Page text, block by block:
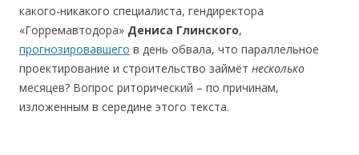
какого-никакого специалиста, гендиректора
«Горремавтодора» Дениса Глинского,
прогнозировавшего в день обвала, что параллельное
проектирование и строительство займёт несколько
месяцев? Вопрос риторический – по причинам,
изложенным в середине этого текста.